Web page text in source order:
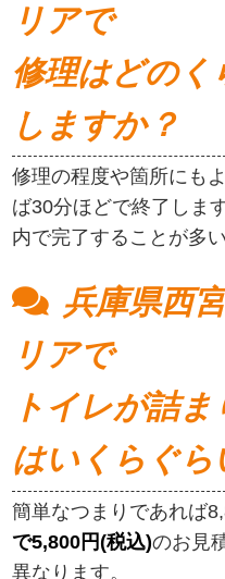
リアで
修理はどのく
しますか？
修理の程度や箇所にも
ば30分ほどで終了しま
内で完了することが多い
兵庫県西
リアで
トイレが詰
はいくらぐら
簡単なつまりであれば
で5,800円(税込)のお見
異なります。